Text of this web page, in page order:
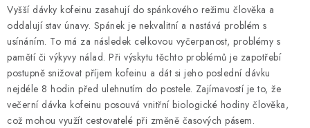
Vyšší dávky kofeinu zasahují do spánkového režimu člověka a
oddalují stav únavy. Spánek je nekvalitní a nastává problém s
usínáním. To má za následek celkovou vyčerpanost, problémy s
pamětí či výkyvy nálad. Při výskytu těchto problémů je zapotřebí
postupně snižovat příjem kofeinu a dát si jeho poslední dávku
nejdéle 8 hodin před ulehnutím do postele. Zajímavostí je to, že
večerní dávka kofeinu posouvá vnitřní biologické hodiny člověka,
což mohou využít cestovatelé při změně časových pásem.